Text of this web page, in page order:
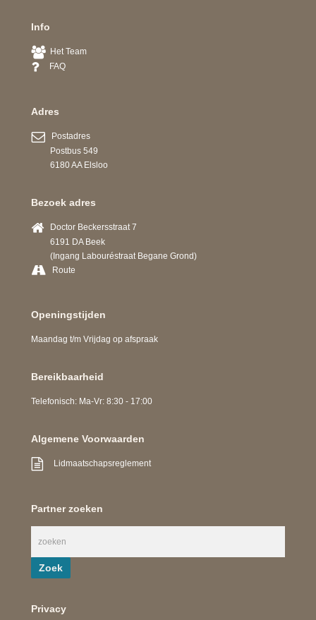
Info
Het Team
FAQ
Adres
Postadres
Postbus 549
6180 AA Elsloo
Bezoek adres
Doctor Beckersstraat 7
6191 DA Beek
(Ingang Labouréstraat Begane Grond)
Route
Openingstijden
Maandag t/m Vrijdag op afspraak
Bereikbaarheid
Telefonisch: Ma-Vr: 8:30 - 17:00
Algemene Voorwaarden
Lidmaatschapsreglement
Partner zoeken
Privacy